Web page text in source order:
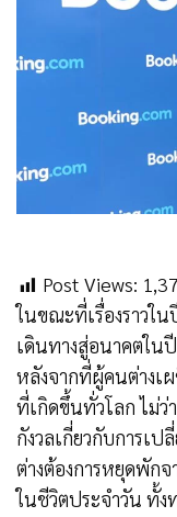
Post Views:
ในขณะที่เรื่องราวใ
เดินทางสู่อนาคตใน
หลังจากที่ผู้คนต่าง
ที่เกิดขึ้นทั่วโลก ไม่ว่
กังวลเกี่ยวกับการเ
ต่างต้องการหยุดพักจ
ในชีวิตประจำวัน ทั้ง